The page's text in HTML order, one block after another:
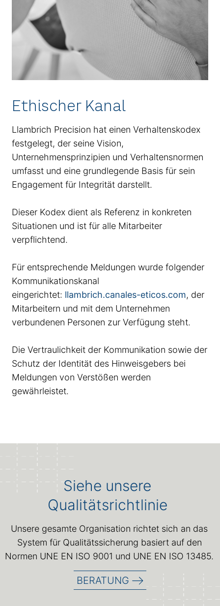
Ethischer Kanal
Llambrich Precision hat einen Verhaltenskodex
festgelegt, der seine Vision,
Unternehmensprinzipien und Verhaltensnormen
umfasst und eine grundlegende Basis für sein
Engagement für Integrität darstellt.
Dieser Kodex dient als Referenz in konkreten
Situationen und ist für alle Mitarbeiter
verpflichtend.
Für entsprechende Meldungen wurde folgender
Kommunikationskanal
eingerichtet: llambrich.canales-eticos.com, der
Mitarbeitern und mit dem Unternehmen
verbundenen Personen zur Verfügung steht.
Die Vertraulichkeit der Kommunikation sowie der
Schutz der Identität des Hinweisgebers bei
Meldungen von Verstößen werden
gewährleistet.
Siehe unsere
Qualitätsrichtlinie
Unsere gesamte Organisation richtet sich an das
System für Qualitätssicherung basiert auf den
Normen UNE EN ISO 9001 und UNE EN ISO 13485.
BERATUNG